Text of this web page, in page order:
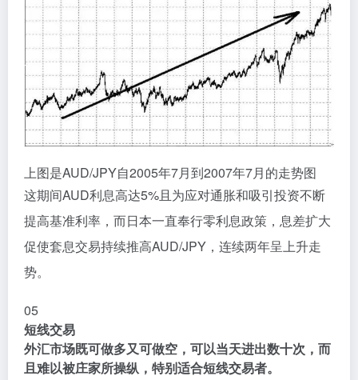
上图是AUD/JPY自2005年7月到2007年7月的走势图
这期间AUD利息高达5%且为应对通胀和吸引投资不断
提高基准利率，而日本一直奉行零利息政策，息差扩大
促使套息交易持续推高AUD/JPY，连续两年呈上升走
势。
05
短线交易
外汇市场既可做多又可做空，可以当天进出数十次，而
且难以被庄家所操纵，特别适合短线交易者。